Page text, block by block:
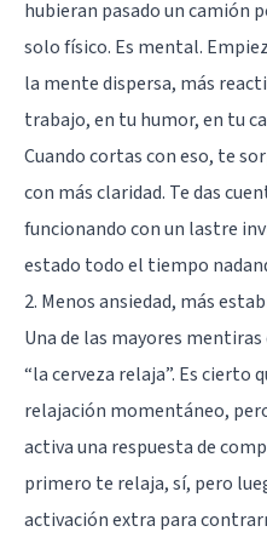
hubieran pasado un camión
solo físico. Es mental.
la mente dispersa, más
trabajo, en tu humor, en tu
Cuando cortas con eso, te
con más claridad. Te das
funcionando con un lastre
estado todo el tiempo
2. Menos ansiedad, más
Una de las mayores
“la cerveza relaja”. Es cierto
relajación momentáneo,
activa una respuesta de
primero te relaja, sí, pero
activación extra para